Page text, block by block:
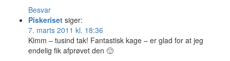
Besvar
Piskeriset siger:
7. marts 2011 kl. 18:36
Kimm – tusind tak! Fantastisk kage – er glad for at jeg
endelig fik afprøvet den 🙂